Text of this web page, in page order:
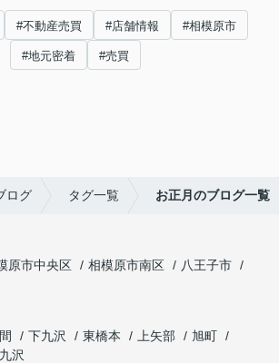
#不動産売買 #店舗情報 #相模原市
#地元密着 #売買
ログ タグ一覧 お正月のブログ一覧
原市中央区 相模原市南区
八王子市
下九沢 東橋本 上矢部
旭町
沢